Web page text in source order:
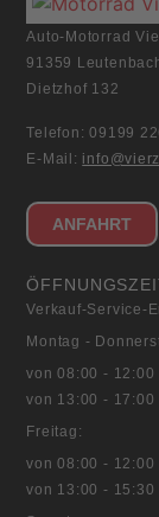
Auto-Motorrad
91359
Dietzhof 132
Telefon: 09199
E-Mail:
ANFAHRT
Verkauf-Service-
Montag -
von 08:00 - 12:00
von 13:00 - 17:00
Freitag:
von 08:00 - 12:00
von 13:00 - 15:30